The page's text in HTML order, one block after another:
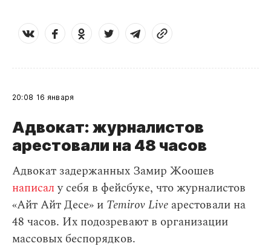
20:08 16 января
Адвокат: журналистов
арестовали на 48 часов
Адвокат задержанных Замир Жоошев
написалу себя в фейсбуке, что журналистов
«Айт Айт Десе» и Temirov Live арестовали на
48 часов. Их подозревают в организации
массовых беспорядков.